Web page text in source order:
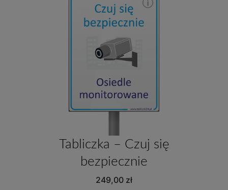
Tabliczka – Czuj się
bezpiecznie
249,00 zł